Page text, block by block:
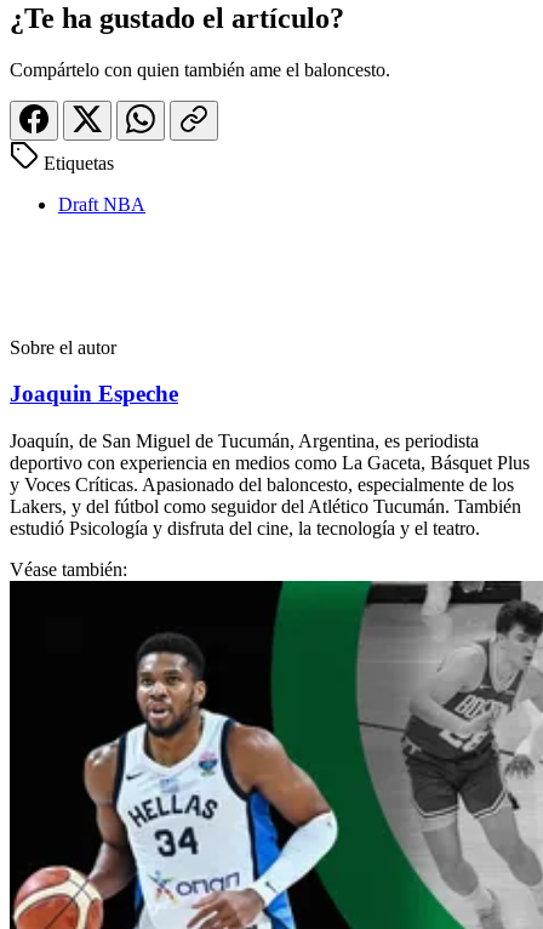
¿Te ha gustado el artículo?
Compártelo con quien también ame el baloncesto.
Etiquetas
Draft NBA
Sobre el autor
Joaquin Espeche
Joaquín, de San Miguel de Tucumán, Argentina, es periodista
deportivo con experiencia en medios como La Gaceta, Básquet Plus
y Voces Críticas. Apasionado del baloncesto, especialmente de los
Lakers, y del fútbol como seguidor del Atlético Tucumán. También
estudió Psicología y disfruta del cine, la tecnología y el teatro.
Véase también: